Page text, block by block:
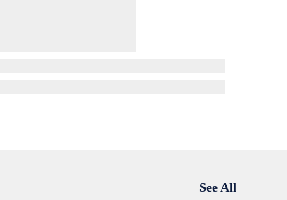
See All